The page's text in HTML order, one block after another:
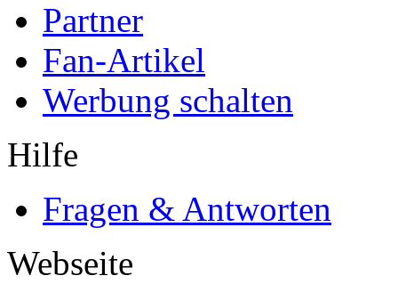
Partner
Fan-Artikel
Werbung schalten
Hilfe
Fragen & Antworten
Webseite